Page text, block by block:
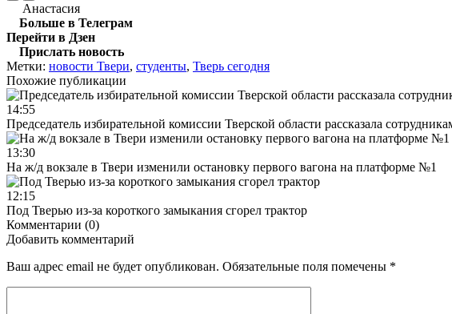
Анастасия
Больше в Телеграм
Перейти в Дзен
Прислать новость
Метки: новости Твери, студенты, Тверь сегодня
Похожие публикации
14:55
Председатель избирательной комиссии Тверской области рассказала
13:30
На ж/д вокзале в Твери изменили остановку первого вагона на платформе №1
12:15
Под Тверью из-за короткого замыкания сгорел трактор
Комментарии (0)
Добавить комментарий
Ваш адрес email не будет опубликован. Обязательные поля помечены *